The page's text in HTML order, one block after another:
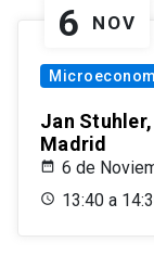
6 NOV
Jan
Madrid
6 de
13:40 a